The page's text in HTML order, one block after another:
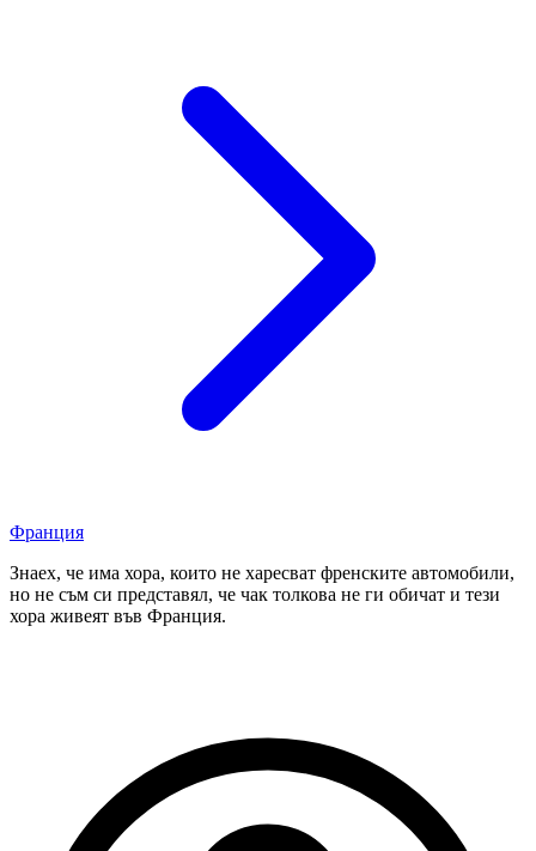
Франция
Знаех, че има хора, които не харесват френските автомобили,
но не съм си представял, че чак толкова не ги обичат и тези
хора живеят във Франция.